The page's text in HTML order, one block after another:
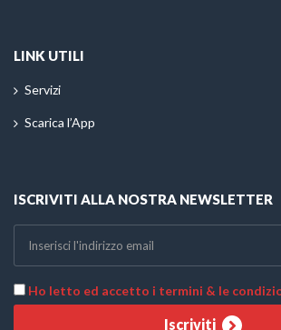
LINK UTILI
Servizi
Scarica l’App
ISCRIVITI ALLA NOSTRA NEWSLETTER
Ho letto ed accetto i termini & le
Iscriviti